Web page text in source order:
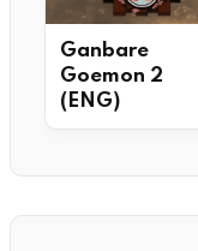
Ganbare
Goemon 2
(ENG)